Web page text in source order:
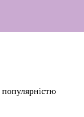
популярністю